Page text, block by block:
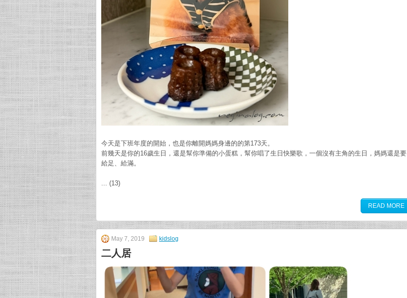
今天是下班年度的開始，也是你離開媽媽身邊的的第173天。
前幾天是你的16歲生日，還是幫你準備的小蛋糕，幫你唱了生日快樂歌，一個沒有主角的生日，媽媽還是要
給足、給滿。
... (13)
READ MORE
May 7, 2019 kidslog
二人居